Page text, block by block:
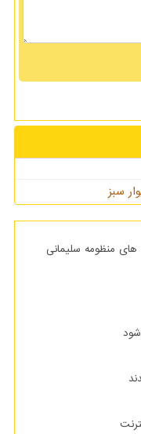
سبز
پرتاب های منظومه سلیمانی